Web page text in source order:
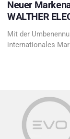
Neuer
WALTHER
Mit der
internationales